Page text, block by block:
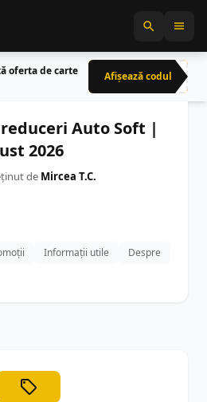
oferta de carte
Afișează codulCRN
Auto Soft |
2026
de Mircea T.C.
Informații utile
Despre